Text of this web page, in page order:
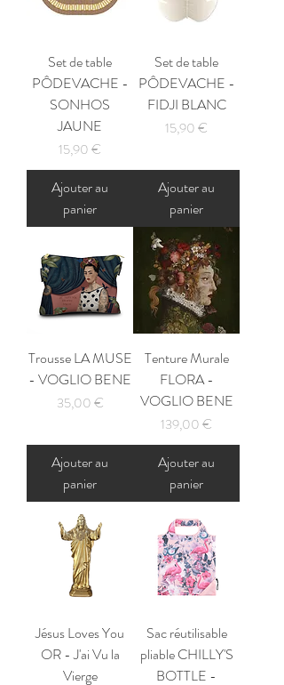
Set de table
PÔDEVACHE -
SONHOS
JAUNE
Prix
15,90 €
Ajouter au
panier
Set de table
PÔDEVACHE -
FIDJI BLANC
Prix
15,90 €
Ajouter au
panier
Trousse LA MUSE
- VOGLIO BENE
Prix
35,00 €
Ajouter au
panier
Tenture Murale
FLORA -
VOGLIO BENE
Prix
139,00 €
Ajouter au
panier
Jésus Loves You
OR - J'ai Vu la
Vierge
Sac réutilisable
pliable CHILLY'S
BOTTLE -